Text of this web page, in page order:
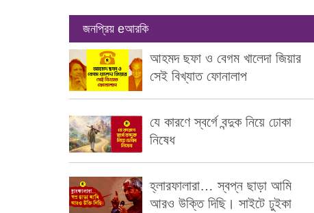
জনপ্রিয় eআরকি
আহমদ ছফা ও বেগম খালেদা জিয়ার
সেই বিখ্যাত ফোনালাপ
যে কারণে স্বর্গে বন্দুক নিয়ে ঢোকা
নিষেধ
হ্লারফালারা… স্বপ্ন ছাড়া আমি
আরও উক্তি দিছি। সাইটে ঢুইকা